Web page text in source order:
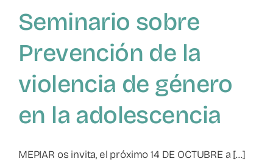
Seminario sobre
Prevención de la
violencia de género
en la adolescencia
MEPIAR os invita, el próximo 14 DE OCTUBRE a [...]